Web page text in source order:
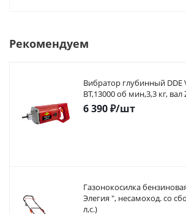
Рекомендуем
Вибратор глубинный DDE
ВТ,13000 об мин,3,3 кг,
6 390₽/шт
Газонокосилка бензиновая
Элегия ", несамоход. со
л,с.)